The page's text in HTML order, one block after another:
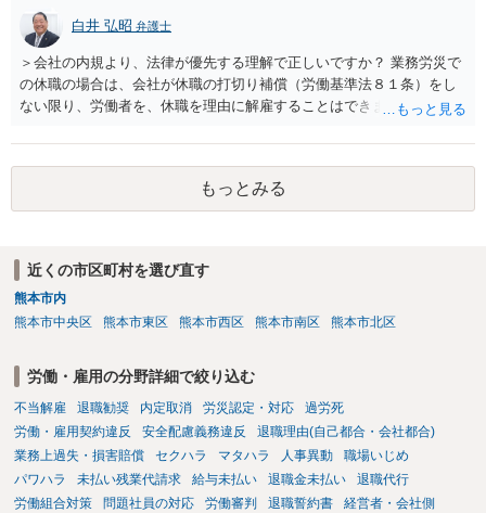
ースにする、算定根拠を明確化する、違約金ではなく「合理的な実
費・未回収費用のみ」に限定する、などが典型です。 ・弁護士に契約
前に契約書の内容をレビューしてもらう価値は十分にあると思われま
す。 争点は、契約類型が雇用か業務委託か、実態として労働者性があ
るか、解除事由が双方にどう定められているか、違約金の算定根拠が
をお勧めします。 ・事務所側の解除でも、解除理由によってはタレン
は、合理性や対価性を欠くとして争いやすいです。逆に、タレント側
の重大な契約違反がある場合は、実損害の範囲で請求される可能性は
あります。
白井 弘昭 弁護士
＞会社の内規より、法律が優先する理解で正しいですか？ 業務労災で
の休職の場合は、会社が休職の打切り補償（労働基準法８１条）をし
ない限り、労働者を、休職を理由に解雇することはできません（労働
期間満了による退職は、業務労災への適用はありませんので、ご安心
ください。 仮に会社が打切り補償をせずに解雇した場合は、不当解雇
に当たります。 ＞労災の休業補償と、所得補償保険の保険金とは別
に、受け取れる金銭はありますでしょうか？ 業務労災の場合は、会社
逸失利益等）が認められる可能性が高いと思われます。 また、業務労
災での第三者行為傷害（同僚の不注意等による事故）の場合は、当該
第三者の賠償責任も考えられます。 労災で支払われた分は、損害額か
は、第三者から支払ってもらうことになります。 会社等との交渉が必
要になると思います（良い会社でしたら、自ら話してくると思います
が・・・）。極めて専門的な話ですので、詳細もしくは対応を最寄り
の弁護士にご相談ください。 以上、ご参考まで。
もっとみる
近くの市区町村を選び直す
熊本市内
熊本市中央区
熊本市東区 熊本市西区 熊本市南区 熊本市北区
労働・雇用の分野詳細で絞り込む
不当解雇 退職勧奨 内定取消 労災認定・対応
過労死
労働・雇用契約違反
安全配慮義務違反
退職理由(自己都合・会社都合)
業務上過失・損害賠償
セクハラ マタハラ 人事異動
職場いじめ
パワハラ
未払い残業代請求 給与未払い 退職金未払い
退職代行
労働組合対策
問題社員の対応 労働審判 退職誓約書
経営者・会社側